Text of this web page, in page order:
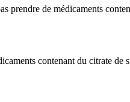
prendre de médicaments
contenant du citrate de